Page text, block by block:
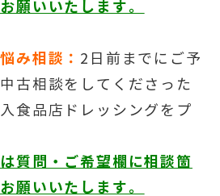
願いいたします。
み相談： 2日前までにご予
古相談をしてくださった
食品店ドレッシングをプ
質問・ご希望欄に相談箇
願いいたします。